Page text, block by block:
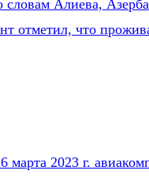
Алиева,
отметил, что
2023 г.